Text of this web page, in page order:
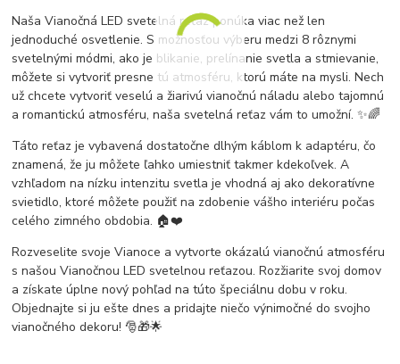
Naša Vianočná LED svetelná reťaz ponúka viac než len
jednoduché osvetlenie. S možnosťou výberu medzi 8 rôznymi
svetelnými módmi, ako je blikanie, prelínanie svetla a stmievanie,
môžete si vytvoriť presne tú atmosféru, ktorú máte na mysli. Nech
už chcete vytvoriť veselú a žiarivú vianočnú náladu alebo tajomnú
a romantickú atmosféru, naša svetelná reťaz vám to umožní. ✨🌈
Táto reťaz je vybavená dostatočne dlhým káblom k adaptéru, čo
znamená, že ju môžete ľahko umiestniť takmer kdekoľvek. A
vzhľadom na nízku intenzitu svetla je vhodná aj ako dekoratívne
svietidlo, ktoré môžete použiť na zdobenie vášho interiéru počas
celého zimného obdobia. 🏠❤️
Rozveselite svoje Vianoce a vytvorte okázalú vianočnú atmosféru
s našou Vianočnou LED svetelnou reťazou. Rozžiarite svoj domov
a získate úplne nový pohľad na túto špeciálnu dobu v roku.
Objednajte si ju ešte dnes a pridajte niečo výnimočné do svojho
vianočného dekoru! 🎅🎁🌟